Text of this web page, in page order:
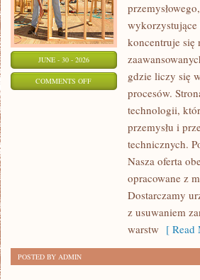
JUNE - 30 - 2026
COMMENTS OFFON
ENERGETYKA
wykorzystujące
koncentruje się
gdzie liczy się
procesów.
technologii,
przemysłu i
technicznych.
Nasza oferta
opracowane z
Dostarczamy
z usuwaniem
warstw [ Read
POSTED BY ADMIN